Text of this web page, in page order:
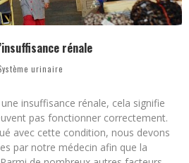
rénale
urinaire
insuffisance rénale, cela signifie
pas fonctionner correctement.
avec cette condition, nous devons
par notre médecin afin que la